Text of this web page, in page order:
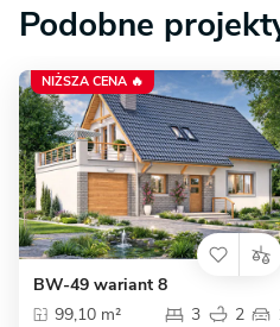
Podobne
NIŻSZA CENA 🔥
BW-49 wariant 8
99,10 m²
3 2